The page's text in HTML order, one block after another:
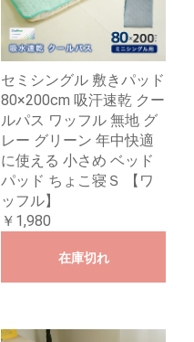
セミシングル 敷きパッド
80×200cm 吸汗速乾 クー
ルパス ワッフル 無地 グ
レー グリーン 年中快適
に使える 小さめ ベッド
パッド ちょこ寝Ｓ 【ワ
ッフル】
￥1,980
在庫切れ